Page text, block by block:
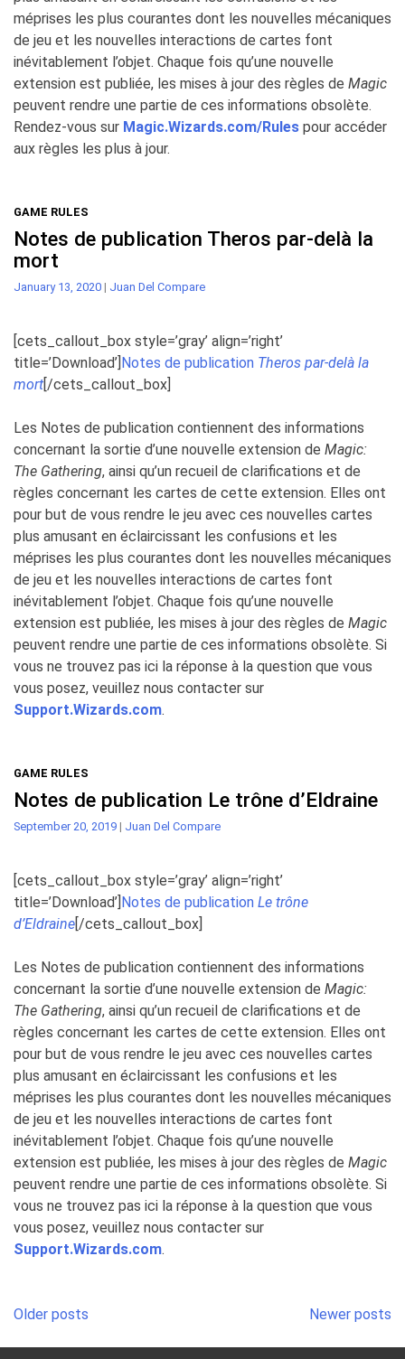
méprises les plus courantes dont les nouvelles mécaniques
de jeu et les nouvelles interactions de cartes font
inévitablement l’objet. Chaque fois qu’une nouvelle
extension est publiée, les mises à jour des règles de Magic
peuvent rendre une partie de ces informations obsolète.
Rendez-vous sur Magic.Wizards.com/Rules pour accéder
aux règles les plus à jour.
GAME RULES
Notes de publication Theros par-delà la
mort
January 13, 2020 | Juan Del Compare
[cets_callout_box style=’gray’ align=’right’
title=’Download’]Notes de publication Theros par-delà la
mort[/cets_callout_box]
Les Notes de publication contiennent des informations
concernant la sortie d’une nouvelle extension de Magic:
The Gathering, ainsi qu’un recueil de clarifications et de
règles concernant les cartes de cette extension. Elles ont
pour but de vous rendre le jeu avec ces nouvelles cartes
plus amusant en éclaircissant les confusions et les
méprises les plus courantes dont les nouvelles mécaniques
de jeu et les nouvelles interactions de cartes font
inévitablement l’objet. Chaque fois qu’une nouvelle
extension est publiée, les mises à jour des règles de Magic
peuvent rendre une partie de ces informations obsolète. Si
vous ne trouvez pas ici la réponse à la question que vous
vous posez, veuillez nous contacter sur
Support.Wizards.com.
GAME RULES
Notes de publication Le trône d’Eldraine
September 20, 2019 | Juan Del Compare
[cets_callout_box style=’gray’ align=’right’
title=’Download’]Notes de publication Le trône
d’Eldraine[/cets_callout_box]
Les Notes de publication contiennent des informations
concernant la sortie d’une nouvelle extension de Magic:
The Gathering, ainsi qu’un recueil de clarifications et de
règles concernant les cartes de cette extension. Elles ont
pour but de vous rendre le jeu avec ces nouvelles cartes
plus amusant en éclaircissant les confusions et les
méprises les plus courantes dont les nouvelles mécaniques
de jeu et les nouvelles interactions de cartes font
inévitablement l’objet. Chaque fois qu’une nouvelle
extension est publiée, les mises à jour des règles de Magic
peuvent rendre une partie de ces informations obsolète. Si
vous ne trouvez pas ici la réponse à la question que vous
vous posez, veuillez nous contacter sur
Support.Wizards.com.
Posts
Older posts Newer posts